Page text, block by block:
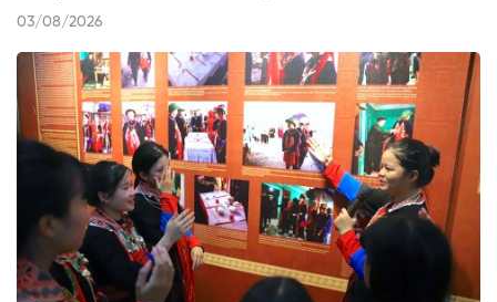
03/08/2026